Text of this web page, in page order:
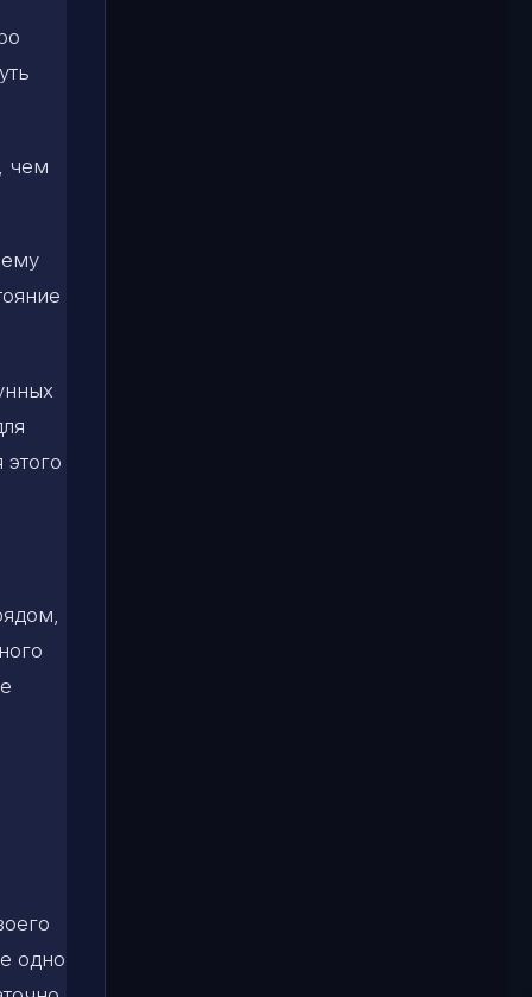
чем
ему
этого
одно